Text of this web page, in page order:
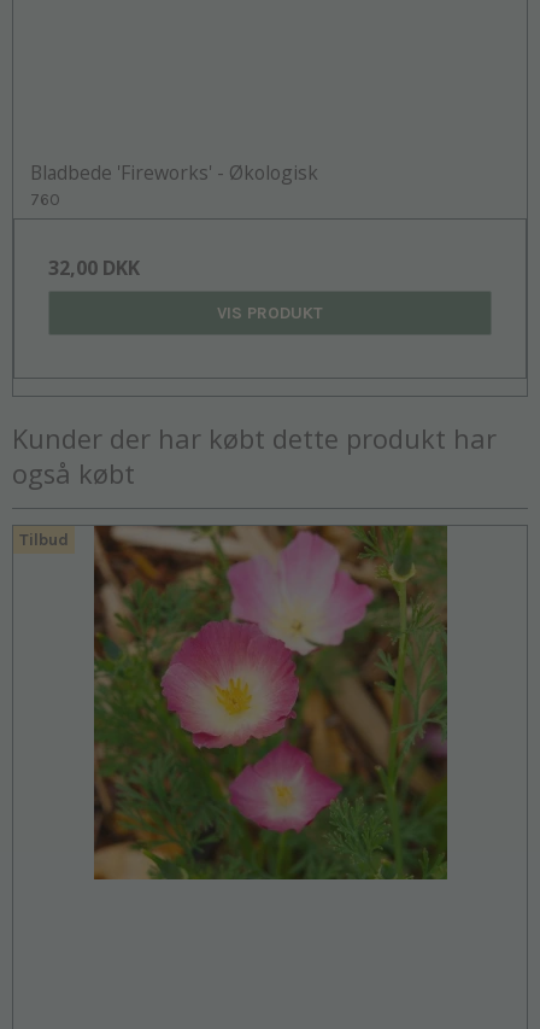
Bladbede 'Fireworks' - Økologisk
760
32,00 DKK
VIS PRODUKT
Kunder der har købt dette produkt har
også købt
Tilbud